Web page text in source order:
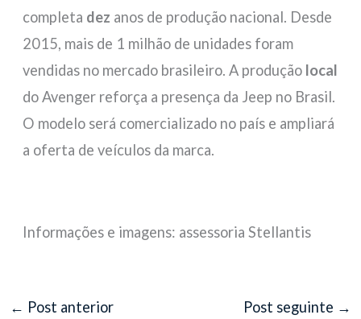
completa dez anos de produção nacional. Desde
2015, mais de 1 milhão de unidades foram
vendidas no mercado brasileiro. A produção local
do Avenger reforça a presença da Jeep no Brasil.
O modelo será comercializado no país e ampliará
a oferta de veículos da marca.
Informações e imagens: assessoria Stellantis
← Post anterior Post seguinte →